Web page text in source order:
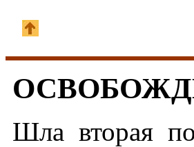
Шла вторая